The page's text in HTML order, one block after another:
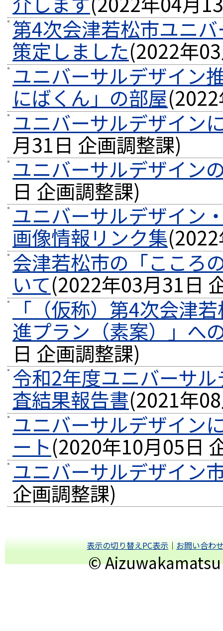
第4次会津若松市ユニ
策定しました(2022年
ユニバーサルデザイン
にばくん」の部屋(
ユニバーサルデザイン
月31日 企画調整課)
ユニバーサルデザイン
日 企画調整課)
ユニバーサルデザイン
画像情報リンク集(
会津若松市の「こころ
いて(2022年03月31日
「（仮称）第4次会津
進プラン（素案）」へ
日 企画調整課)
令和2年度ユニバーサ
査結果報告書(2021年
ユニバーサルデザイン
ート(2020年10月05日
ユニバーサルデザイン
企画調整課)
表示の切り替えPC表示｜お問い合わ
©